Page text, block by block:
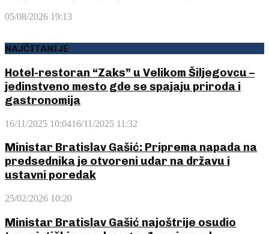
05/08/2026 19:13
NAJČITANIJE
Hotel-restoran “Zaks” u Velikom Šiljegovcu –
jedinstveno mesto gde se spajaju priroda i
gastronomija
16/11/2025 10:0416/11/2025 11:32
Ministar Bratislav Gašić: Priprema napada na
predsednika je otvoreni udar na državu i
ustavni poredak
25/02/2026 10:20
Ministar Bratislav Gašić najoštrije osudio